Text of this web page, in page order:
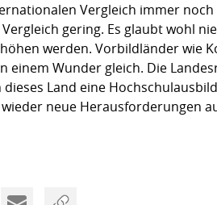
Vergleich immer
gering. Es glaubt wohl
werden. Vorbildländer wie
einem Wunder gleich. Die
Land eine
neue Herausforderungen